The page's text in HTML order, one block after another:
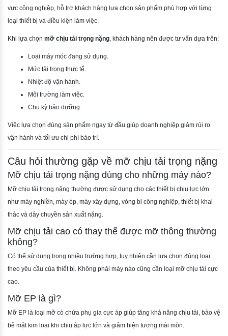
vực công nghiệp, hỗ trợ khách hàng lựa chọn sản phẩm phù hợp với từng
loại thiết bị và điều kiện làm việc.
Khi lựa chọn mỡ chịu tải trọng nặng, khách hàng nên được tư vấn dựa trên:
Loại máy móc đang sử dụng.
Mức tải trọng thực tế.
Nhiệt độ vận hành.
Môi trường làm việc.
Chu kỳ bảo dưỡng.
Việc lựa chọn đúng sản phẩm ngay từ đầu giúp doanh nghiệp giảm rủi ro
vận hành và tối ưu chi phí bảo trì.
Câu hỏi thường gặp về mỡ chịu tải trọng nặng
Mỡ chịu tải trọng nặng dùng cho những máy nào?
Mỡ chịu tải trọng nặng thường được sử dụng cho các thiết bị chịu lực lớn
như máy nghiền, máy ép, máy xây dựng, vòng bi công nghiệp, thiết bị khai
thác và dây chuyền sản xuất nặng.
Mỡ chịu tải cao có thay thế được mỡ thông thường
không?
Có thể sử dụng trong nhiều trường hợp, tuy nhiên cần lựa chọn đúng loại
theo yêu cầu của thiết bị. Không phải máy nào cũng cần loại mỡ chịu tải cực
cao.
Mỡ EP là gì?
Mỡ EP là loại mỡ có chứa phụ gia cực áp giúp tăng khả năng chịu tải, bảo vệ
bề mặt kim loại khi chịu áp lực lớn và giảm hiện tượng mài mòn.